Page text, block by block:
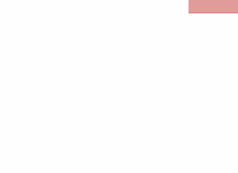
EMILIE